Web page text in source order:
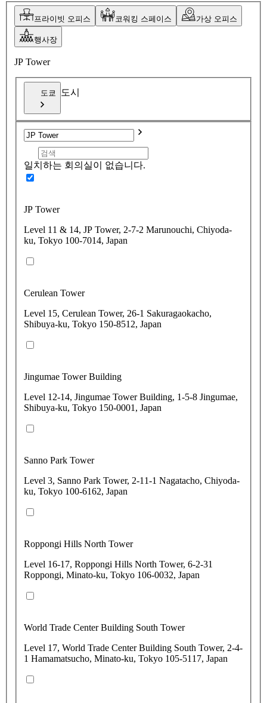
프라이빗 오피스 코워킹 스페이스 가상 오피스
행사장
JP Tower
도쿄 도시
일치하는 회의실이 없습니다.
JP Tower
Level 11 & 14, JP Tower, 2-7-2 Marunouchi, Chiyoda-
ku, Tokyo 100-7014, Japan
Cerulean Tower
Level 15, Cerulean Tower, 26-1 Sakuragaokacho,
Shibuya-ku, Tokyo 150-8512, Japan
Jingumae Tower Building
Level 12-14, Jingumae Tower Building, 1-5-8 Jingumae,
Shibuya-ku, Tokyo 150-0001, Japan
Sanno Park Tower
Level 3, Sanno Park Tower, 2-11-1 Nagatacho, Chiyoda-
ku, Tokyo 100-6162, Japan
Roppongi Hills North Tower
Level 16-17, Roppongi Hills North Tower, 6-2-31
Roppongi, Minato-ku, Tokyo 106-0032, Japan
World Trade Center Building South Tower
Level 17, World Trade Center Building South Tower, 2-4-
1 Hamamatsucho, Minato-ku, Tokyo 105-5117, Japan